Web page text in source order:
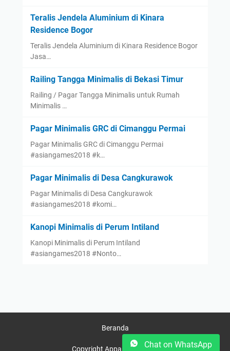
Teralis Jendela Aluminium di Kinara
Residence Bogor
Teralis Jendela Aluminium di Kinara Residence Bogor
Jasa…
Railing Tangga Minimalis di Bekasi Timur
Railing / Pagar Tangga Minimalis untuk Rumah
Minimalis …
Pagar Minimalis GRC di Cimanggu Permai
Pagar Minimalis GRC di Cimanggu Permai
#asiangames2018 #k…
Pagar Minimalis di Desa Cangkurawok
Pagar Minimalis di Desa Cangkurawok
#asiangames2018 #komi…
Kanopi Minimalis di Perum Intiland
Kanopi Minimalis di Perum Intiland
#asiangames2018 #Nonto…
Chat on WhatsApp
Beranda
Copyright Appasco © 2025